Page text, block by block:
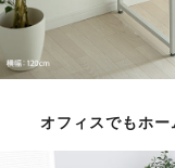
オフィスでもホ